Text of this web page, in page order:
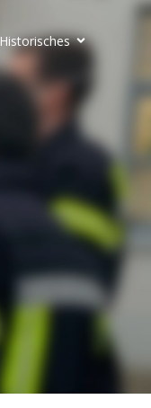
Historisches